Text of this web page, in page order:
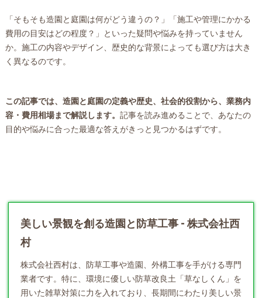
「そもそも造園と庭園は何がどう違うの？」「施工や管理にかかる
費用の目安はどの程度？」といった疑問や悩みを持っていません
か。施工の内容やデザイン、歴史的な背景によっても選び方は大き
く異なるのです。
この記事では、造園と庭園の定義や歴史、社会的役割から、業務内
容・費用相場まで解説します。 記事を読み進めることで、あなたの
目的や悩みに合った最適な答えがきっと見つかるはずです。
美しい景観を創る造園と防草工事 - 株式会社西
村
株式会社西村は、防草工事や造園
、外構工事を手がける専門
業者です。特に、環境に優しい防草改良土「草なしくん」を
用いた雑草対策に力を入れており、長期間にわたり美しい景